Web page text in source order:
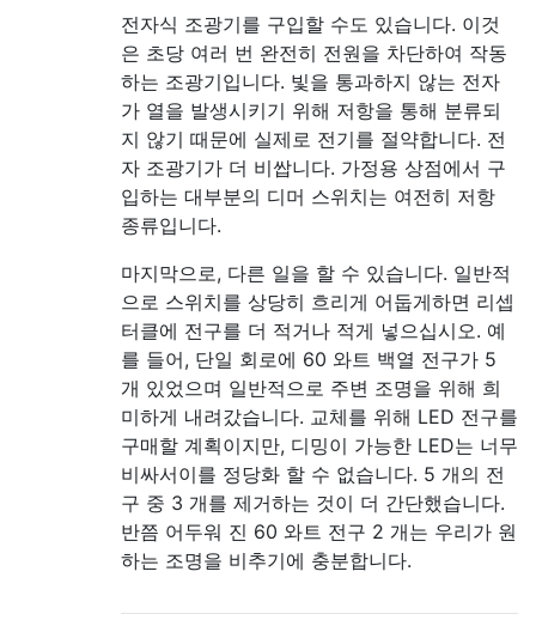
전자식 조광기를 구입할 수도 있습니다. 이것
은 초당 여러 번 완전히 전원을 차단하여 작동
하는 조광기입니다. 빛을 통과하지 않는 전자
가 열을 발생시키기 위해 저항을 통해 분류되
지 않기 때문에 실제로 전기를 절약합니다. 전
자 조광기가 더 비쌉니다. 가정용 상점에서 구
입하는 대부분의 디머 스위치는 여전히 저항
종류입니다.
마지막으로, 다른 일을 할 수 있습니다. 일반적
으로 스위치를 상당히 흐리게 어둡게하면 리셉
터클에 전구를 더 적거나 적게 넣으십시오. 예
를 들어, 단일 회로에 60 와트 백열 전구가 5
개 있었으며 일반적으로 주변 조명을 위해 희
미하게 내려갔습니다. 교체를 위해 LED 전구를
구매할 계획이지만, 디밍이 가능한 LED는 너무
비싸서이를 정당화 할 수 없습니다. 5 개의 전
구 중 3 개를 제거하는 것이 더 간단했습니다.
반쯤 어두워 진 60 와트 전구 2 개는 우리가 원
하는 조명을 비추기에 충분합니다.